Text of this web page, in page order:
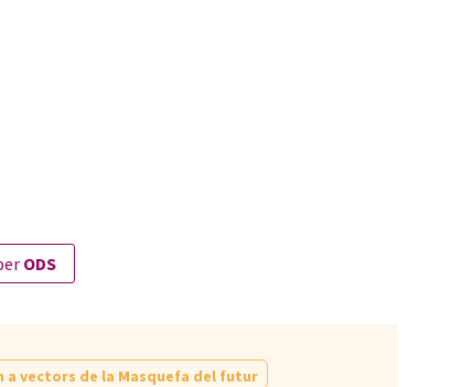
ODS
vectors de la Masquefa del futur